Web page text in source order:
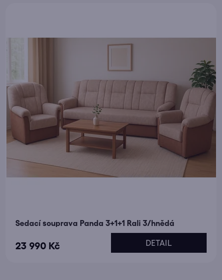
p
r
u
k
ů
u
k
Sedací souprava Panda 3+1+1 Rali 3/hnědá
23 990 Kč DETAIL